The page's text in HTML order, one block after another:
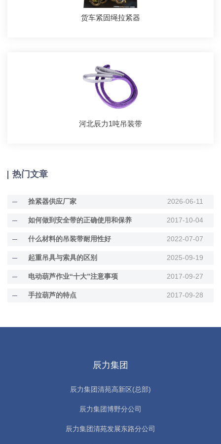
货车紧固绳拉紧器
河北辰力1吨吊装带
热门文章
拴紧器供应厂家 2026-06-11
如何做到安全带的正确使用和保养 2017-10-04
什么材料的吊装带耐用性好 2022-07-07
起重吊具与索具的区别 2025-09-19
电动葫芦作业“十大”注意事项 2017-09-27
手拉葫芦的特点 2017-09-28
辰力集团
辰力集团清苑高新区(总部)
辰力集团博野分公司
辰力集团清苑发展东路分公司